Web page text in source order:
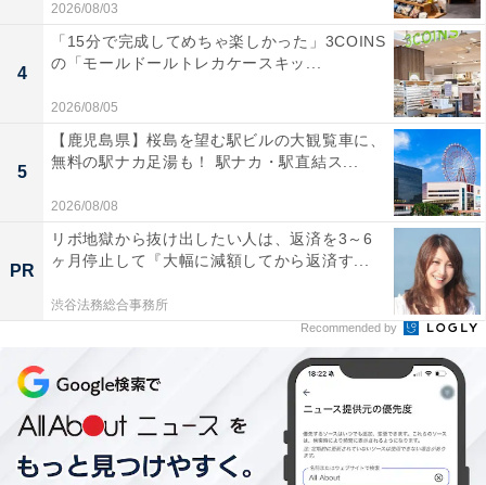
1位：那須高原サービスエリア（97票）
圧倒的な得票数で1位となったのは、栃木県にある那須
高原サービスエリアです。那須御用邸があるリゾート地
2026/08/03
4
「15分で完成してめちゃ楽しかった」3COINS
の「モールドールトレカケースキッ...
2026/08/05
5
【鹿児島県】桜島を望む駅ビルの大観覧車に、
無料の駅ナカ足湯も！ 駅ナカ・駅直結ス...
2026/08/08
PR
リボ地獄から抜け出したい人は、返済を3～6
ヶ月停止して『大幅に減額してから返済す...
渋谷法務総合事務所
Recommended by